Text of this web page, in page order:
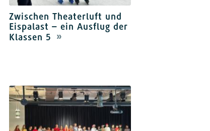
Zwischen Theaterluft und
Eispalast – ein Ausflug der
Klassen 5